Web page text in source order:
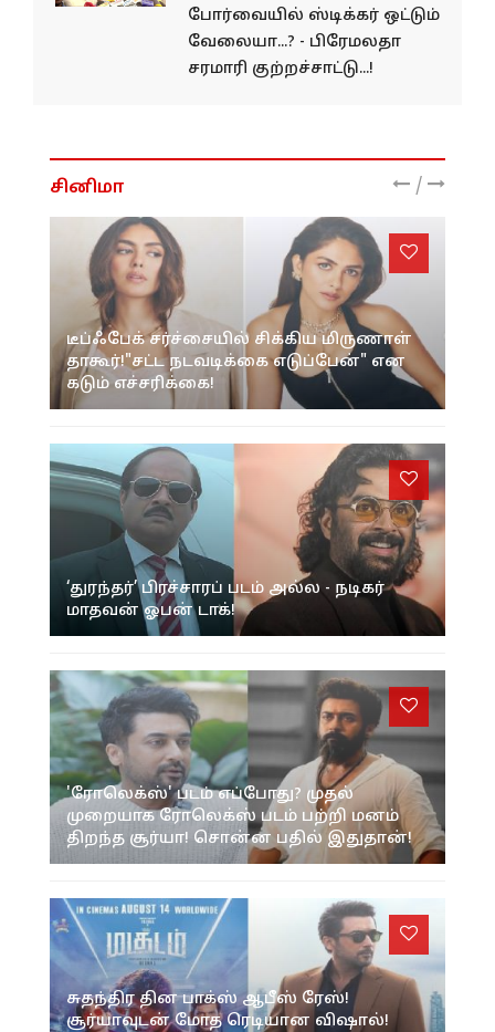
போர்வையில் ஸ்டிக்கர் ஒட்டும்
வேலையா...? - பிரேமலதா
சரமாரி குற்றச்சாட்டு...!
சினிமா /
டீப்ஃபேக் சர்ச்சையில் சிக்கிய மிருணாள்
தாகூர்!"சட்ட நடவடிக்கை எடுப்பேன்" என
கடும் எச்சரிக்கை!
‘துரந்தர்’ பிரச்சாரப் படம் அல்ல - நடிகர்
மாதவன் ஓபன் டாக்!
'ரோலெக்ஸ்' படம் எப்போது? முதல்
முறையாக ரோலெக்ஸ் படம் பற்றி மனம்
திறந்த சூர்யா! சொன்ன பதில் இதுதான்!
சுதந்திர தின பாக்ஸ் ஆபீஸ் ரேஸ்!
சூர்யாவுடன் மோத ரெடியான விஷால்!